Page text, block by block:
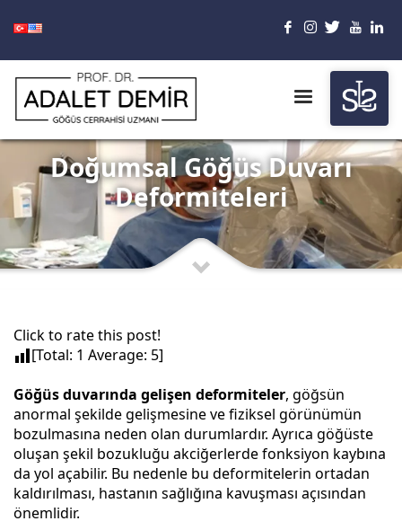
Doğumsal Göğüs Duvarı
Deformiteleri
Click to rate this post!
[Total: 1 Average: 5]
Göğüs duvarında gelişen deformiteler, göğsün
anormal şekilde gelişmesine ve fiziksel görünümün
bozulmasına neden olan durumlardır. Ayrıca göğüste
oluşan şekil bozukluğu akciğerlerde fonksiyon kaybına
da yol açabilir. Bu nedenle bu deformitelerin ortadan
kaldırılması, hastanın sağlığına kavuşması açısından
önemlidir.